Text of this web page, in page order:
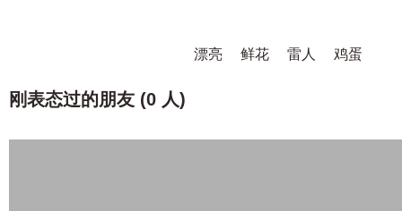
漂亮 鲜花 雷人 鸡蛋
刚表态过的朋友 (0 人)